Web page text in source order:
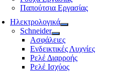
Παπούτσια Εργασίας
Ηλεκτρολογικά
Schneider
Ασφάλειες
Ενδεικτικές Λυχνίες
Ρελέ Διαρροής
Ρελέ Ισχύος